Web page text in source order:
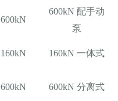
600kN
600kN 配手动
泵
160kN 160kN 一体式
600kN 600kN 分离式